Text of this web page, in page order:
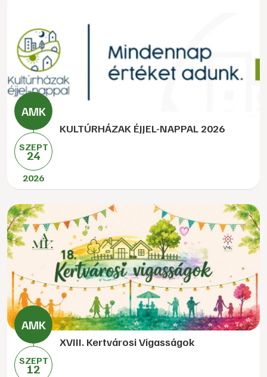
SZEPT
24
2026
KULTÚRHÁZAK ÉJJEL-NAPPAL 2026
SZEPT
12
XVIII. Kertvárosi Vigasságok